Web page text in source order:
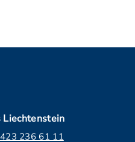
Liechtenstein
236 61 11